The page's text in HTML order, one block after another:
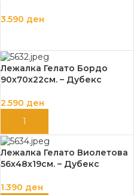
3.590 ден
Лежалка Гелато Бордо
90х70х22см. – Дубекс
2.590 ден
ДОДАЈ ВО КОШНИЦА
Лежалка Гелато Виолетова
56х48х19см. – Дубекс
1.390 ден